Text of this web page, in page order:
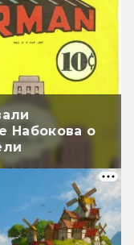
Набокова о